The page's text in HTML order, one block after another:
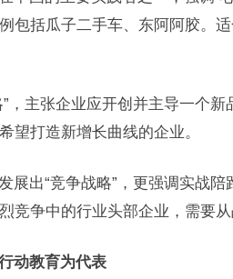
包括瓜子二手车、东阿阿胶。
，主张企业应开创并主导一个
望打造新增长曲线的企业。
展出“竞争战略”，更强调实战
竞争中的行业头部企业，需要从
动教育为代表